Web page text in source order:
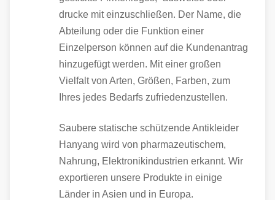
drucke mit einzuschließen. Der Name, die
Abteilung oder die Funktion einer
Einzelperson können auf die Kundenantrag
hinzugefügt werden. Mit einer großen
Vielfalt von Arten, Größen, Farben, zum
Ihres jedes Bedarfs zufriedenzustellen.
Saubere statische schützende Antikleider
Hanyang wird von pharmazeutischem,
Nahrung, Elektronikindustrien erkannt. Wir
exportieren unsere Produkte in einige
Länder in Asien und in Europa.